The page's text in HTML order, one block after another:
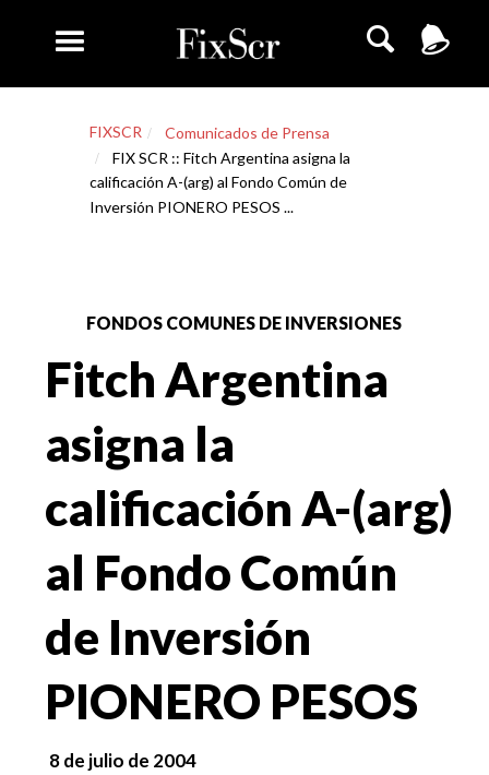
FIXSCR
Comunicados de Prensa
FIX SCR :: Fitch Argentina asigna la
calificación A-(arg) al Fondo Común de
Inversión PIONERO PESOS ...
FONDOS COMUNES DE INVERSIONES
Fitch Argentina
asigna la
calificación A-(arg)
al Fondo Común
de Inversión
PIONERO PESOS
8 de julio de 2004